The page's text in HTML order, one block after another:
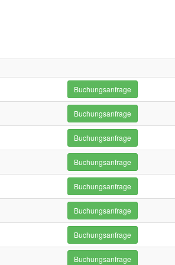
Buchungsanfrage
Buchungsanfrage
Buchungsanfrage
Buchungsanfrage
Buchungsanfrage
Buchungsanfrage
Buchungsanfrage
Buchungsanfrage